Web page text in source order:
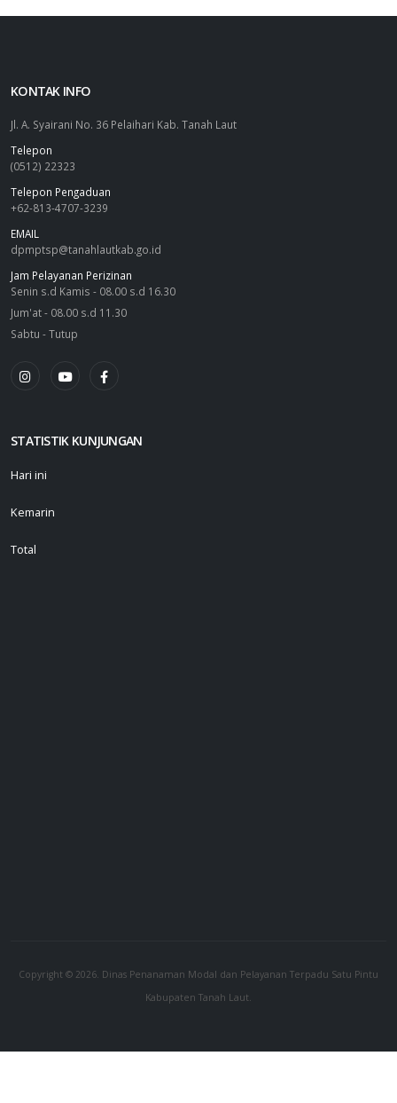
KONTAK INFO
Jl. A. Syairani No. 36 Pelaihari Kab. Tanah Laut
Telepon
(0512) 22323
Telepon Pengaduan
+62-813-4707-3239
EMAIL
dpmptsp@tanahlautkab.go.id
Jam Pelayanan Perizinan
Senin s.d Kamis - 08.00 s.d 16.30
Jum'at - 08.00 s.d 11.30
Sabtu - Tutup
STATISTIK KUNJUNGAN
Hari ini
Kemarin
Total
Copyright © 2026. Dinas Penanaman Modal dan Pelayanan Terpadu Satu Pintu
Kabupaten Tanah Laut.